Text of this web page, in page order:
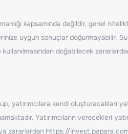
kapsamında değildir, genel
uygun sonuçlar doğurmayabilir.
doğabilecek
kendi oluşturacakları
Yatırımcıların verecekleri
zararlardan https://